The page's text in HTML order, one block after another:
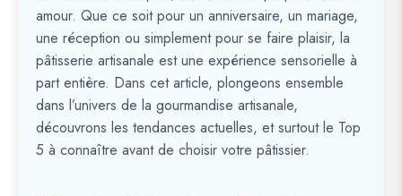
amour. Que ce soit pour un anniversaire, un mariage,
une réception ou simplement pour se faire plaisir, la
pâtisserie artisanale est une expérience sensorielle à
part entière. Dans cet article, plongeons ensemble
dans l’univers de la gourmandise artisanale,
découvrons les tendances actuelles, et surtout le Top
5 à connaître avant de choisir votre pâtissier.